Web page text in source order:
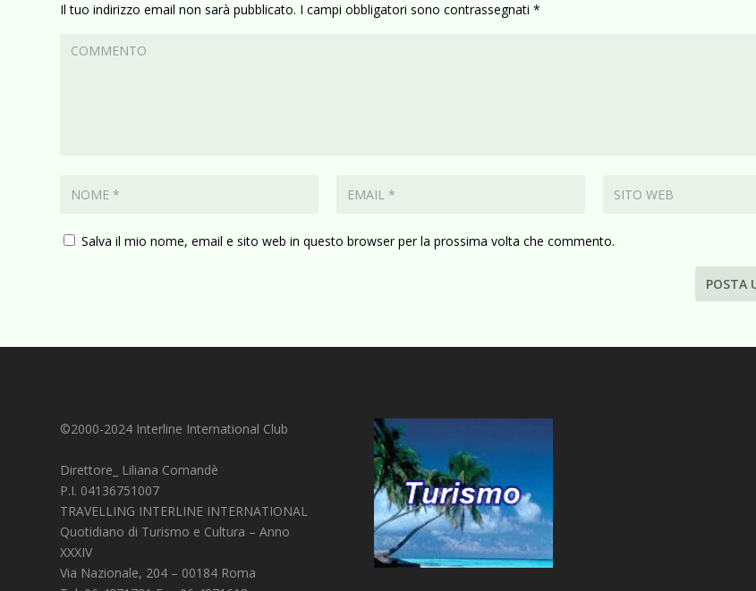
Il tuo indirizzo email non sarà pubblicato. I campi obbligatori sono contrassegnati*
Salva il mio nome, email e sito web in questo browser per la prossima volta che commento.
©2000-2024 Interline International Club
Direttore_ Liliana Comandè
P.I. 04136751007
TRAVELLING INTERLINE INTERNATIONAL
Quotidiano di Turismo e Cultura – Anno
XXXIV
Via Nazionale, 204 – 00184 Roma